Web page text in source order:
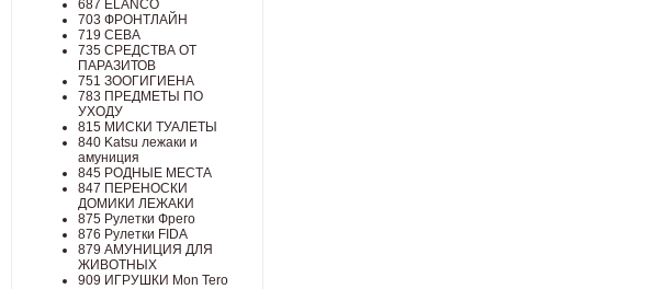
687 ELANCO
703 ФРОНТЛАЙН
719 СЕВА
735 СРЕДСТВА ОТ
ПАРАЗИТОВ
751 ЗООГИГИЕНА
783 ПРЕДМЕТЫ ПО
УХОДУ
815 МИСКИ ТУАЛЕТЫ
840 Katsu лежаки и
амуниция
845 РОДНЫЕ МЕСТА
847 ПЕРЕНОСКИ
ДОМИКИ ЛЕЖАКИ
875 Рулетки Фрего
876 Рулетки FIDA
879 АМУНИЦИЯ ДЛЯ
ЖИВОТНЫХ
909 ИГРУШКИ Mon Tero